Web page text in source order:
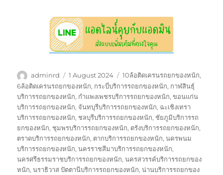
Author
adminrd
Posted
on
1 August 2024 Tags
10ล้อติดเครนรถยกของหนัก,
6ล้อติดเครนรถยกของหนัก, กระบี่บริการรถยกของหนัก, กาฬสินธุ์
บริการรถยกของหนัก, กำแพงเพชรบริการรถยกของหนัก,ขอนแก่น
บริการรถยกของหนัก, จันทบุรีบริการรถยกของหนัก, ฉะเชิงเทรา
บริการรถยกของหนัก, ชลบุรีบริการรถยกของหนัก, ชัยภูมิบริการรถ
ยกของหนัก, ชุมพรบริการรถยกของหนัก, ตรังบริการรถยกของหนัก,
ตราดบริการรถยกของหนัก, ตากบริการรถยกของหนัก,นครพนม
บริการรถยกของหนัก,นครราชสีมาบริการรถยกของหนัก,
นครศรีธรรมราชบริการรถยกของหนัก,นครสวรรค์บริการรถยกของ
หนัก,นราธิวาส ปัตตานีบริการรถยกของหนัก,น่านบริการรถยกของ